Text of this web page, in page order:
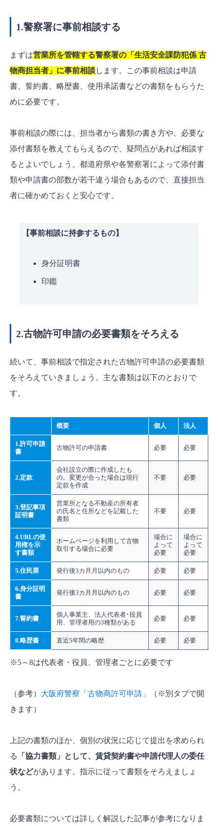
1.警察署に事前相談する
まずは営業所を管轄する警察署の「生活安全課防犯係 古
物商担当者」に事前相談します。この事前相談は申請
書、誓約書、略歴書、使用承諾書などの書類をもらうた
めに必要です。
事前相談の際には、担当者から書類の書き方や、必要な
添付書類を教えてもらえるので、疑問点があれば相談す
るとよいでしょう。都道府県や各警察署によって添付書
類や申請書の部数が若干違う場合もあるので、直接担当
者に確かめておくと安心です。
【事前相談に持参するもの】
身分証明書
印鑑
2.古物許可申請の必要書類をそろえる
続いて、事前相談で指定された古物許可申請の必要書類
をそろえていきましょう。主な書類は以下のとおりで
す。
概要 個人 法人
1.許可申請
書
古物許可の申請書 必要 必要
2.定款
会社設立の際に作成したも
の。変更が合った場合は現行
定款を作成
不要 必要
3.登記事項
証明書
営業所となる不動産の所有者
の氏名と住所などを記載した
書類
不要 必要
4.URLの使
用権を示
す書類
ホームページを利用して古物
取引する場合に必要
場合に
よって
必要
場合に
よって
必要
5.住民票 発行後3カ月月以内のもの 必要 必要
6.身分証明
書
発行後3カ月月以内のもの 必要 必要
7.誓約書
個人事業主、法人代表者･役員
用、管理者用の3種類がある
必要 必要
8.略歴書 直近5年間の略歴 必要 必要
※5～8は代表者・役員、管理者ごとに必要です
（参考） 大阪府警察「古物商許可申請」
（※別タブで開
きます）
上記の書類のほか、個別の状況に応じて提出を求められ
る
「協力書類」として、賃貸契約書や申請代理人の委任
状などがあります。指示に従って書類をそろえましょ
う。
必要書類については詳しく解説した記事が参考になりま